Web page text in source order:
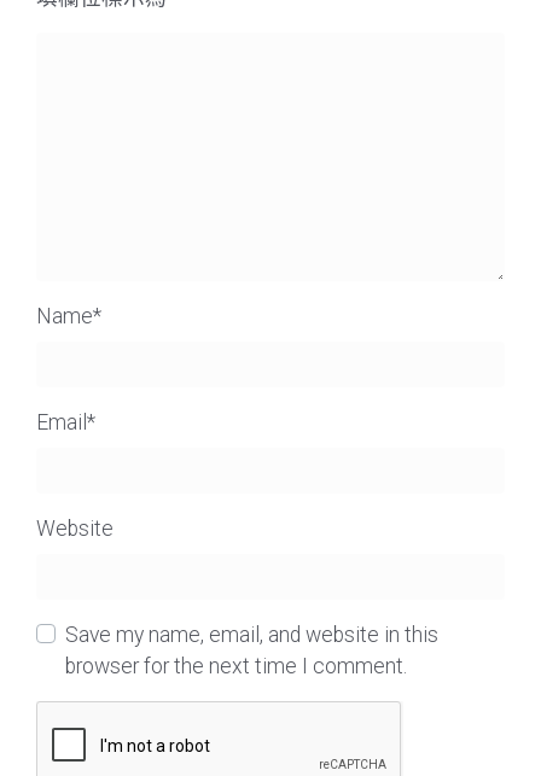
Name*
Email *
Website
Save my name, email, and website in this
browser for the next time I comment.